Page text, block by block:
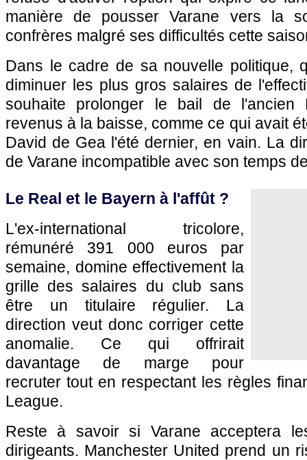
manière de pousser Varane vers la
confrères malgré ses difficultés cette
Dans le cadre de sa nouvelle politique,
diminuer les plus gros salaires de
souhaite prolonger le bail de l'ancien
revenus à la baisse, comme ce qui avait
David de Gea l'été dernier, en vain. La
de Varane incompatible avec son temps
Le Real et le Bayern à l'affût ?
L'ex-international tricolore,
rémunéré 391 000 euros par
semaine, domine effectivement la
grille des salaires du club sans
être un titulaire régulier. La
direction veut donc corriger cette
anomalie. Ce qui offrirait
davantage de marge pour
recruter tout en respectant les règles
League.
Reste à savoir si Varane acceptera
dirigeants. Manchester United prend un